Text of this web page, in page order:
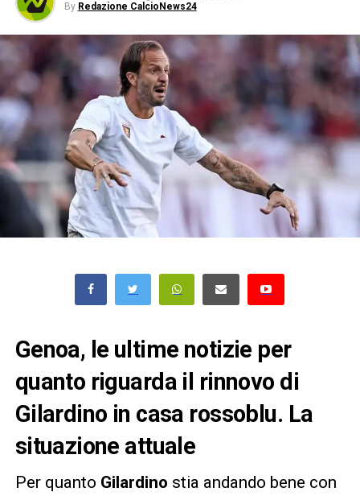
By Redazione CalcioNews24
Genoa, le ultime notizie per
quanto riguarda il rinnovo di
Gilardino in casa rossoblu. La
situazione attuale
Per quanto Gilardino stia andando bene con